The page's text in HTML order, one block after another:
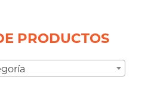
PRODUCTOS